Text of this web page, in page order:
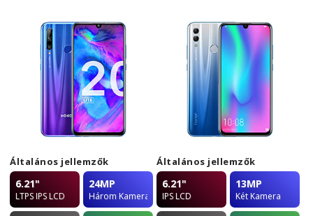
Általános jellemzők
6.21"
LTPS IPS LCD
24MP
Három Kamera
Általános jellemzők
6.21"
IPS LCD
13MP
Két Kamera